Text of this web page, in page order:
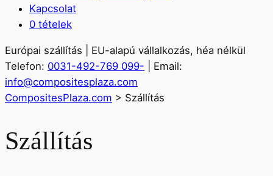
Kapcsolat
0 tételek
Európai szállítás | EU-alapú vállalkozás, héa nélkül
Telefon: 0031-492-769 099- | Email:
info@compositesplaza.com
CompositesPlaza.com > Szállítás
Szállítás